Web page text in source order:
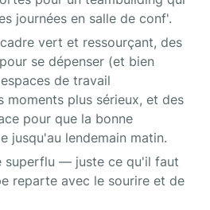
journées en salle de conf'.
vert et ressourçant, des
se dépenser (et bien
de travail
plus sérieux, et des
pour que la bonne
jusqu'au lendemain matin.
superflu — juste ce qu'il faut
reparte avec le sourire et de